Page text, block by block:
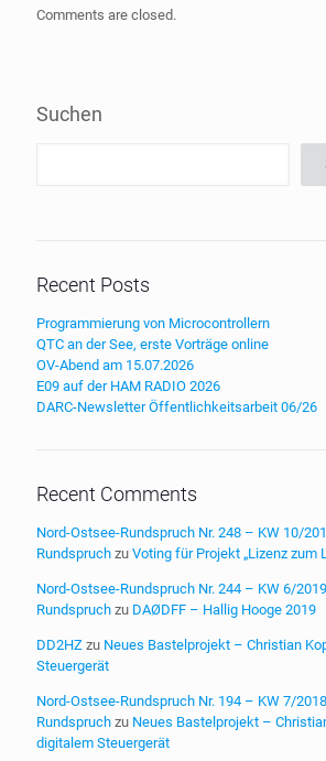
Comments are closed.
Suchen
Recent Posts
Programmierung von Microcontrollern
QTC an der See, erste Vorträge online
OV-Abend am 15.07.2026
E09 auf der HAM RADIO 2026
DARC-Newsletter Öffentlichkeitsarbeit 06/26
Recent Comments
Nord-Ostsee-Rundspruch Nr. 248 – KW 10/
Rundspruch zu Voting für Projekt „Lizenz zum
Nord-Ostsee-Rundspruch Nr. 244 – KW 6/
Rundspruch zu DAØDFF – Hallig Hooge 2019
DD2HZ zu Neues Bastelprojekt – Christian
Steuergerät
Nord-Ostsee-Rundspruch Nr. 194 – KW 7/
Rundspruch zu Neues Bastelprojekt –
digitalem Steuergerät